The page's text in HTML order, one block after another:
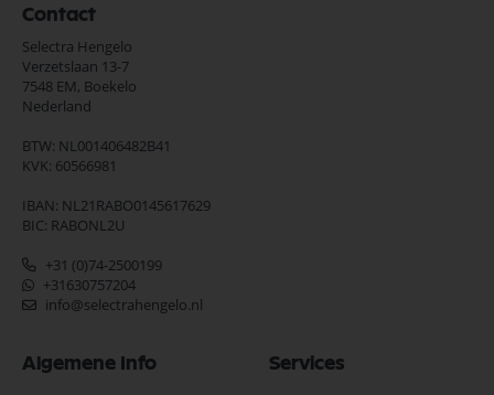
Contact
Selectra Hengelo
Verzetslaan 13-7
7548 EM, Boekelo
Nederland
BTW: NL001406482B41
KVK: 60566981
IBAN: NL21RABO0145617629
BIC: RABONL2U
+31 (0)74-2500199
+31630757204
info@selectrahengelo.nl
Algemene Info Services